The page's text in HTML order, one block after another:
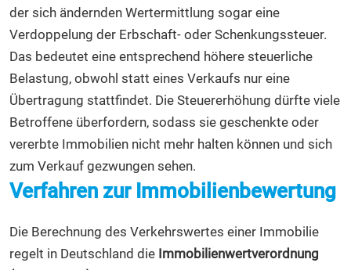
der sich ändernden Wertermittlung sogar eine
Verdoppelung der Erbschaft- oder Schenkungssteuer.
Das bedeutet eine entsprechend höhere steuerliche
Belastung, obwohl statt eines Verkaufs nur eine
Übertragung stattfindet. Die Steuererhöhung dürfte viele
Betroffene überfordern, sodass sie geschenkte oder
vererbte Immobilien nicht mehr halten können und sich
zum Verkauf gezwungen sehen.
Verfahren zur Immobilienbewertung
Die Berechnung des Verkehrswertes einer Immobilie
regelt in Deutschland die Immobilienwertverordnung